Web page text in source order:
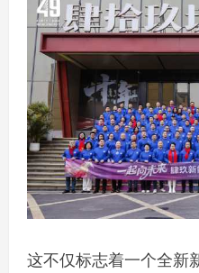
这不仅标志着一个全新